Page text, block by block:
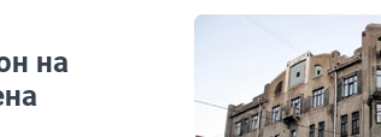
на